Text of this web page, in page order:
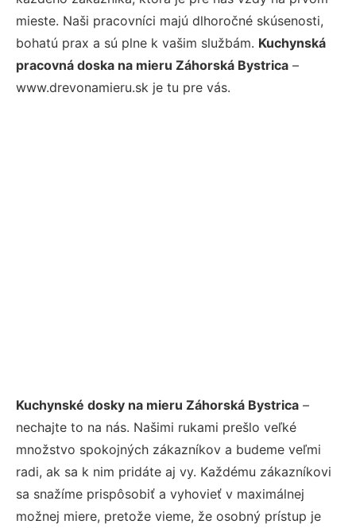
mieste. Naši pracovníci majú dlhoročné skúsenosti,
bohatú prax a sú plne k vašim službám. Kuchynská
pracovná doska na mieru Záhorská Bystrica –
www.drevonamieru.sk je tu pre vás.
Kuchynské dosky na mieru Záhorská Bystrica –
nechajte to na nás. Našimi rukami prešlo veľké
množstvo spokojných zákazníkov a budeme veľmi
radi, ak sa k nim pridáte aj vy. Každému zákazníkovi
sa snažíme prispôsobiť a vyhovieť v maximálnej
možnej miere, pretože vieme, že osobný prístup je